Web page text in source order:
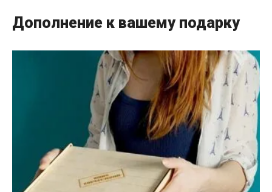
Дополнение к вашему подарку